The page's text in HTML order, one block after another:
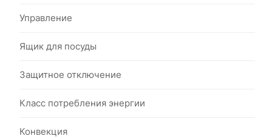
Управление
Ящик для посуды
Защитное отключение
Класс потребления энергии
Конвекция